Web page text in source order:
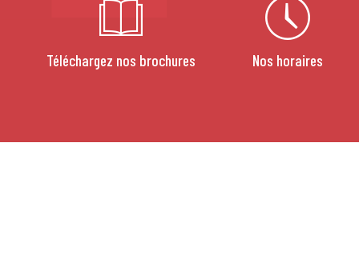
Téléchargez nos brochures Nos horaires